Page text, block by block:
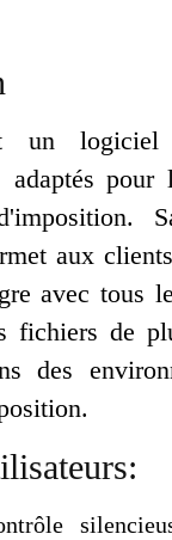
un
pour
aux
avec tous
fichiers de
des